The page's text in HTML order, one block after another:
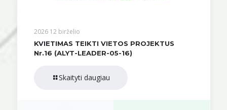
2026 12 birželio
KVIETIMAS TEIKTI VIETOS PROJEKTUS
Nr.16 (ALYT-LEADER-05-16)
Skaityti daugiau